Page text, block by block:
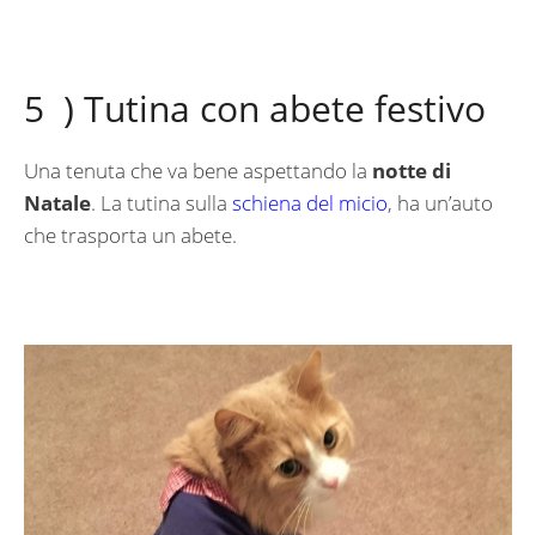
5 ) Tutina con abete festivo
Una tenuta che va bene aspettando la notte di
Natale. La tutina sulla schiena del micio, ha un’auto
che trasporta un abete.